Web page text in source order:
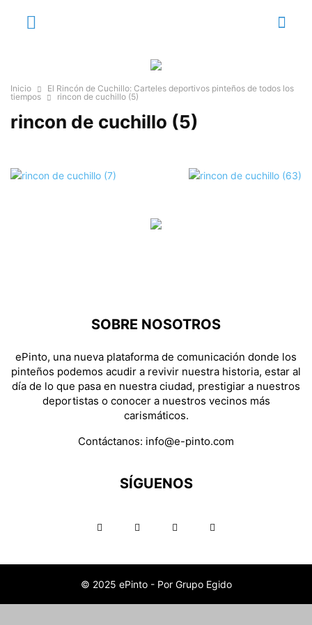
Inicio
El Rincón de Cuchillo: Carteles deportivos pinteños de todos los
tiempos
rincon de cuchillo (5)
rincon de cuchillo (5)
SOBRE NOSOTROS
ePinto, una nueva plataforma de comunicación donde los
pinteños podemos acudir a revivir nuestra historia, estar al
día de lo que pasa en nuestra ciudad, prestigiar a nuestros
deportistas o conocer a nuestros vecinos más
carismáticos.
Contáctanos: info@e-pinto.com
SÍGUENOS
© 2025 ePinto - Por Grupo Egido